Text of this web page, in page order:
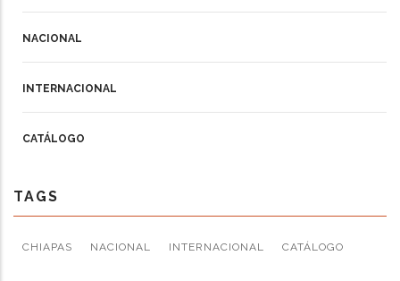
NACIONAL
INTERNACIONAL
CATÁLOGO
TAGS
CHIAPAS NACIONAL INTERNACIONAL CATÁLOGO